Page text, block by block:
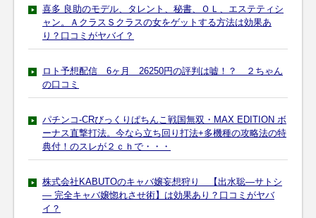
喜多 良助のモデル、タレント、秘書、ＯＬ、エステティシ
ャン。ＡクラスＳクラスの女をゲットする方法は効果あ
り？口コミがヤバイ？
ロト予想配信 6ヶ月 26250円の評判は嘘！？ ２ちゃん
の口コミ
パチンコ-CRびっくりぱちんこ戦国無双・MAX EDITION ボ
ーナス直撃打法。今なら立ち回り打法+多機種の攻略法の特
典付！のスレが２ｃｈで・・・
株式会社KABUTOのキャバ嬢妄想狩り 【出水聡―サトシ
― 完全キャバ嬢惚れさせ術】は効果あり？口コミがヤバ
イ？